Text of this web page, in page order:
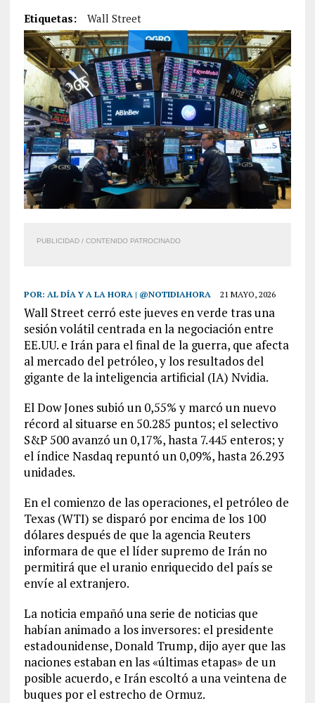
Etiquetas: Wall Street
PUBLICIDAD / CONTENIDO PATROCINADO
POR: AL DÍA Y A LA HORA | @NOTIDIAHORA 21 MAYO, 2026
Wall Street cerró este jueves en verde tras una
sesión volátil centrada en la negociación entre
EE.UU. e Irán para el final de la guerra, que afecta
al mercado del petróleo, y los resultados del
gigante de la inteligencia artificial (IA) Nvidia.
El Dow Jones subió un 0,55% y marcó un nuevo
récord al situarse en 50.285 puntos; el selectivo
S&P 500 avanzó un 0,17%, hasta 7.445 enteros; y
el índice Nasdaq repuntó un 0,09%, hasta 26.293
unidades.
En el comienzo de las operaciones, el petróleo de
Texas (WTI) se disparó por encima de los 100
dólares después de que la agencia Reuters
informara de que el líder supremo de Irán no
permitirá que el uranio enriquecido del país se
envíe al extranjero.
La noticia empañó una serie de noticias que
habían animado a los inversores: el presidente
estadounidense, Donald Trump, dijo ayer que las
naciones estaban en las «últimas etapas» de un
posible acuerdo, e Irán escoltó a una veintena de
buques por el estrecho de Ormuz.